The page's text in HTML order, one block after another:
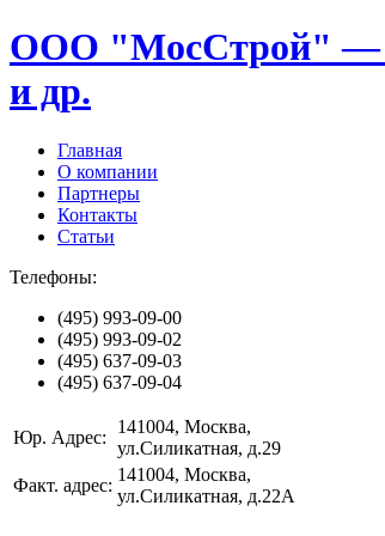
ООО "МосСтрой" —
и др.
Главная
О компании
Партнеры
Контакты
Статьи
Телефоны:
(495) 993-09-00
(495) 993-09-02
(495) 637-09-03
(495) 637-09-04
Юр. Адрес:
141004, Москва,
ул.Силикатная, д.29
Факт. адрес:
141004, Москва,
ул.Силикатная, д.22А